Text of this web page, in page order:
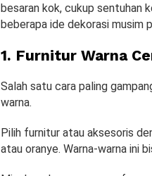
besaran kok, cukup sentuhan
beberapa ide dekorasi musim
1. Furnitur Warna
Salah satu cara paling
warna.
Pilih furnitur atau aksesoris
atau oranye. Warna-warna ini